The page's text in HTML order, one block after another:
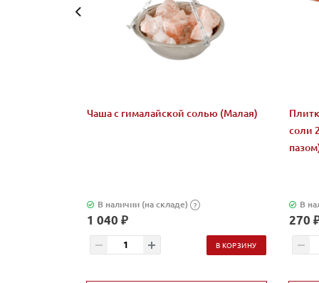
Чаша с гималайской солью (Малая)
В наличии (на складе) ?
1 040 ₽
В КОРЗИНУ
соли
В
270